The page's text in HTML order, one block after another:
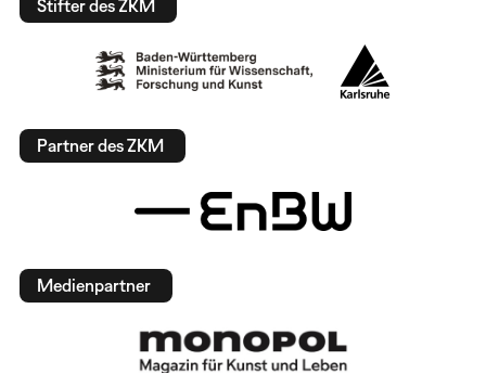
Stifter des ZKM
Partner des ZKM
Medienpartner